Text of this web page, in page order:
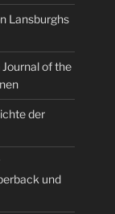
Lansburghs
of the
der
und